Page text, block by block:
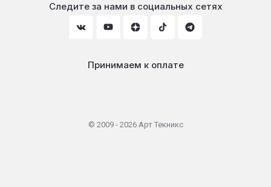
Следите за нами в социальных сетях
Принимаем к оплате
© 2009 - 2026 Арт Текникс